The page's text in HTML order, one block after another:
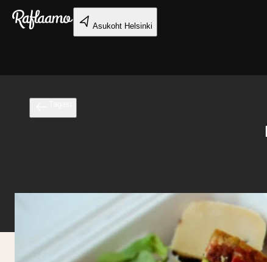
Liigu peamise sisu juurde
Asukoht Helsinki